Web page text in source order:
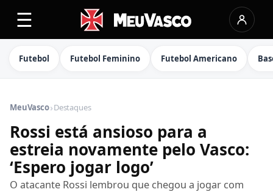
☰
Futebol Futebol Feminino Futebol Americano
MeuVasco›Destaques
Rossi está ansioso para a
estreia novamente pelo Vasco:
‘Espero jogar logo’
O atacante Rossi lembrou que chegou a jogar com